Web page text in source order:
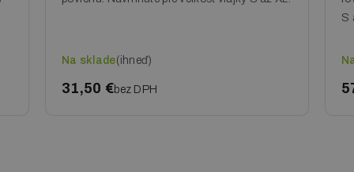
Na sklade(ihneď)
31,50 €bez DPH
S